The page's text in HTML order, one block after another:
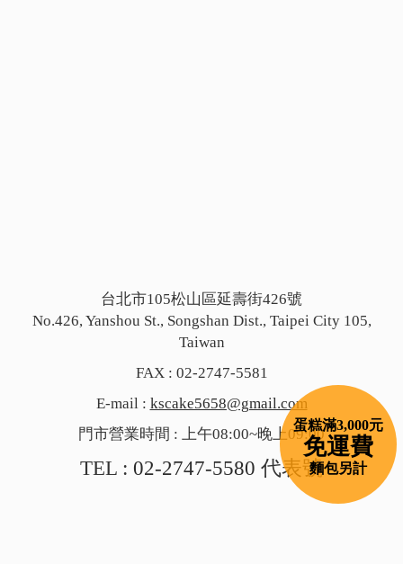
蛋糕滿3,000元
免運費
麵包另計
台北市105松山區延壽街426號
No.426, Yanshou St., Songshan Dist., Taipei City 105,
Taiwan
FAX : 02-2747-5581
E-mail : kscake5658@gmail.com
門市營業時間 : 上午08:00~晚上09:00
TEL : 02-2747-5580 代表號